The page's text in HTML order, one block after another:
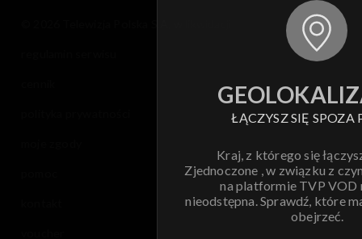
ŁĄCZYSZ SIĘ SPOZA
Kraj, z którego się
Zjednoczone , w związku z
na platformie TVP VOD
nieodstępna. Sprawdź, które
obejrzeć.